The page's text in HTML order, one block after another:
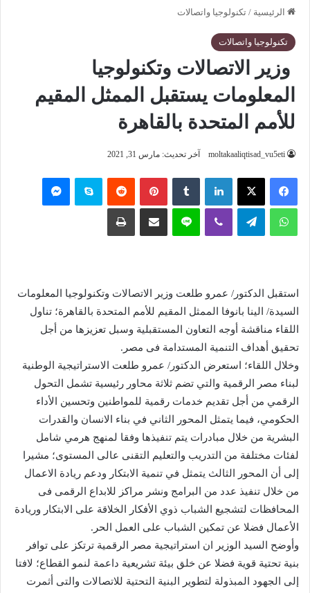
الرئيسية / تكنولوجيا واتصالات
تكنولوجيا واتصالات
وزير الاتصالات وتكنولوجيا
المعلومات يستقبل الممثل المقيم
للأمم المتحدة بالقاهرة
moltakaaliqtisad_vu5eti آخر تحديث: مارس 31, 2021
فيسبوك ‫X لينكدإن بينتيريست سكايب
واتساب تيلقرام لاين
استقبل الدكتور/ عمرو طلعت وزير الاتصالات وتكنولوجيا المعلومات
السيدة/ الينا بانوفا الممثل المقيم للأمم المتحدة بالقاهرة؛ تناول
اللقاء مناقشة أوجه التعاون المستقبلية وسبل تعزيزها من أجل
تحقيق أهداف التنمية المستدامة فى مصر.
وخلال اللقاء؛ استعرض الدكتور/ عمرو طلعت الاستراتيجية الوطنية
لبناء مصر الرقمية والتي تضم ثلاثة محاور رئيسية تشمل التحول
الرقمي من أجل تقديم خدمات رقمية للمواطنين وتحسين الأداء
الحكومي، فيما يتمثل المحور الثاني في بناء الانسان والقدرات
البشرية من خلال مبادرات يتم تنفيذها وفقا لمنهج هرمي شامل
لفئات مختلفة من التدريب والتعليم التقنى عالى المستوى؛ مشيرا
إلى أن المحور الثالث يتمثل في تنمية الابتكار ودعم ريادة الاعمال
من خلال تنفيذ عدد من البرامج ونشر مراكز للابداع الرقمى فى
المحافظات لتشجيع الشباب ذوي الأفكار الخلاقة على الابتكار وريادة
الأعمال فضلا عن تمكين الشباب على العمل الحر.
وأوضح السيد الوزير ان استراتيجية مصر الرقمية ترتكز على توافر
بنية تحتية قوية فضلا عن خلق بيئة تشريعية داعمة لنمو القطاع؛ لافتا
إلى الجهود المبذولة لتطوير البنية التحتية للاتصالات والتى أثمرت